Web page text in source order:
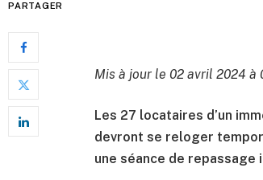
PARTAGER
Mis à jour le 02 avril 2024 à
Les 27 locataires d’un
devront se reloger
une séance de